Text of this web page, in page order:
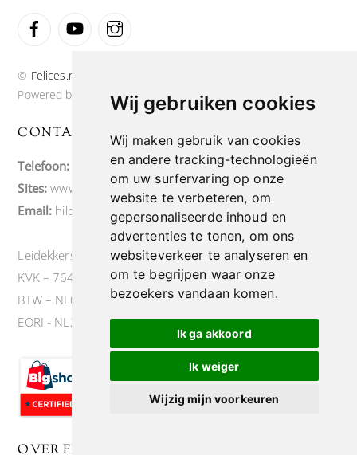
Wij gebruiken cookies
Wij maken gebruik van cookies
en andere tracking-technologieën
om uw surfervaring op onze
website te verbeteren, om
gepersonaliseerde inhoud en
advertenties te tonen, om ons
websiteverkeer te analyseren en
om te begrijpen waar onze
bezoekers vandaan komen.
Ik ga akkoord
Ik weiger
Wijzig mijn voorkeuren
FacebookYouTube
© Felices.nl
Powered by
WordPress• Themify WordPress Themes
CONTACT
Telefoon:
+31 6 43203033
Sites: www.felices.nl
Email: hildago73@outlook.com
Leidekkersstraat 6, te Veendam Felices.nl
KVK – 76419568
BTW – NL003082814B45
EORI - NL2342691875
OVER FELICES.NL